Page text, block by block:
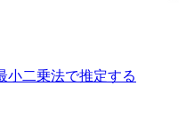
小二乗法で推定する